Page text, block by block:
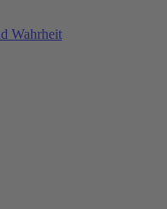
Wahrheit